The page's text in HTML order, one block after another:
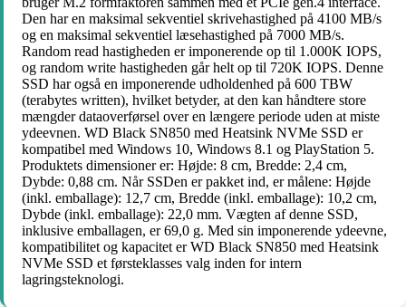
Den har en maksimal sekventiel skrivehastighed på 4100 MB/s
og en maksimal sekventiel læsehastighed på 7000 MB/s.
Random read hastigheden er imponerende op til 1.000K IOPS,
og random write hastigheden går helt op til 720K IOPS. Denne
SSD har også en imponerende udholdenhed på 600 TBW
(terabytes written), hvilket betyder, at den kan håndtere store
mængder dataoverførsel over en længere periode uden at miste
ydeevnen. WD Black SN850 med Heatsink NVMe SSD er
kompatibel med Windows 10, Windows 8.1 og PlayStation 5.
Produktets dimensioner er: Højde: 8 cm, Bredde: 2,4 cm,
Dybde: 0,88 cm. Når SSDen er pakket ind, er målene: Højde
(inkl. emballage): 12,7 cm, Bredde (inkl. emballage): 10,2 cm,
Dybde (inkl. emballage): 22,0 mm. Vægten af denne SSD,
inklusive emballagen, er 69,0 g. Med sin imponerende ydeevne,
kompatibilitet og kapacitet er WD Black SN850 med Heatsink
NVMe SSD et førsteklasses valg inden for intern
lagringsteknologi.